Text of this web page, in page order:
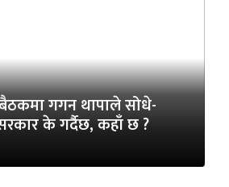
गगन थापाले सोधे-
के गर्दैछ, कहाँ छ ?